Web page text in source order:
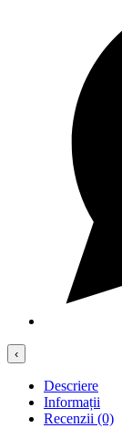
‹
Descriere
Informații
Recenzii (0)